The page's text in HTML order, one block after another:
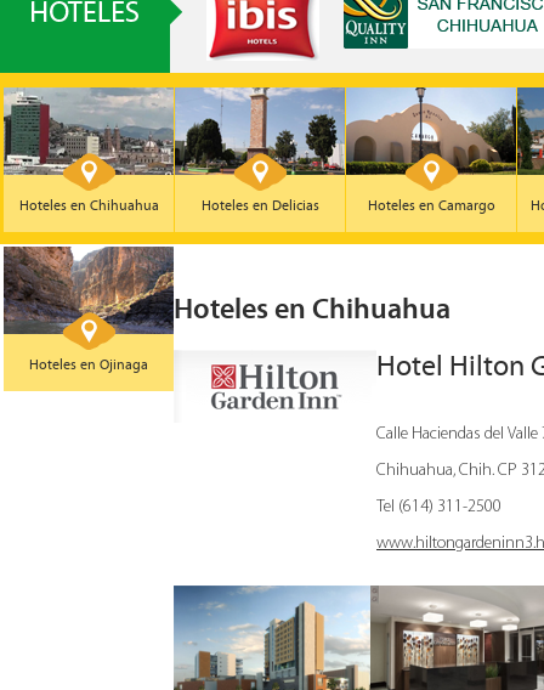
Hoteles en Chihuahua Hoteles en Delicias Hoteles en Camargo
Hoteles en Ojinaga
Hoteles en Chihuahua
Hotel Hilton
Calle Haciendas del
Chihuahua, Chih. CP
Tel (614) 311-2500